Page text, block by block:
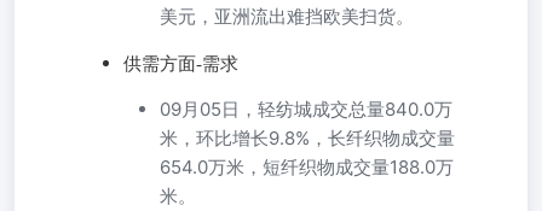
美元，亚洲流出难挡欧美扫货。
供需方面-需求
09月05日，轻纺城成交总量840.0万
米，环比增长9.8%，长纤织物成交量
654.0万米，短纤织物成交量188.0万
米。